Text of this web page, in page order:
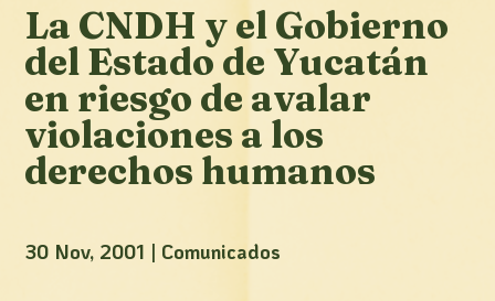
La CNDH y el Gobierno
del Estado de Yucatán
en riesgo de avalar
violaciones a los
derechos humanos
30 Nov, 2001 | Comunicados